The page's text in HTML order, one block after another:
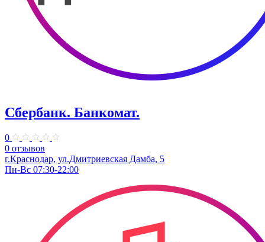
Сбербанк. Банкомат.
0
0 отзывов
г.Краснодар, ул.Дмитриевская Дамба, 5
Пн-Вс 07:30-22:00